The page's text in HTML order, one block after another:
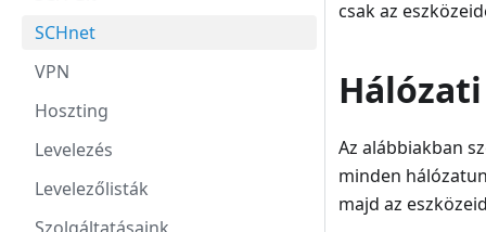
SCHnet
VPN
Hoszting
Levelezés
Levelezőlisták
csak az
Az alábbiakban
minden
majd az